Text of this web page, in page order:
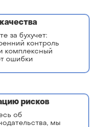
за бухучет:
контроль
комплексный
ошибки
об
мы
рисков